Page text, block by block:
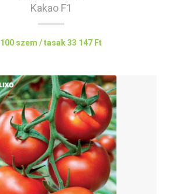
Kakao F1
100 szem / tasak33 147 Ft